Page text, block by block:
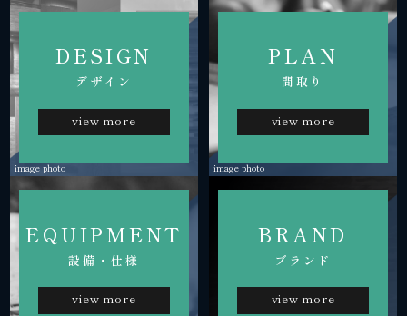
DESIGN
デザイン
view more
image photo
PLAN
間取り
view more
image photo
EQUIPMENT
設備・仕様
view more
BRAND
ブランド
view more